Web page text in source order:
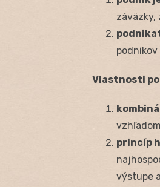
záväzky,
podnikov
Vlastnosti
princíp
výstupe